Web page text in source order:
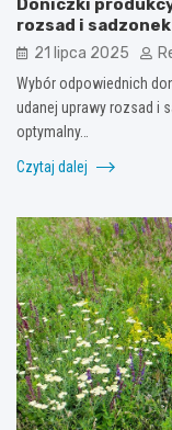
rozsad i sadzonek
21 lipca 2025
Wybór odpowiednich
udanej uprawy rozsad i
optymalny…
Czytaj dalej